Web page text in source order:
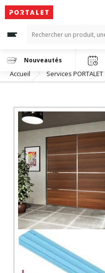
Nouveautés
Accueil Services PORTALET